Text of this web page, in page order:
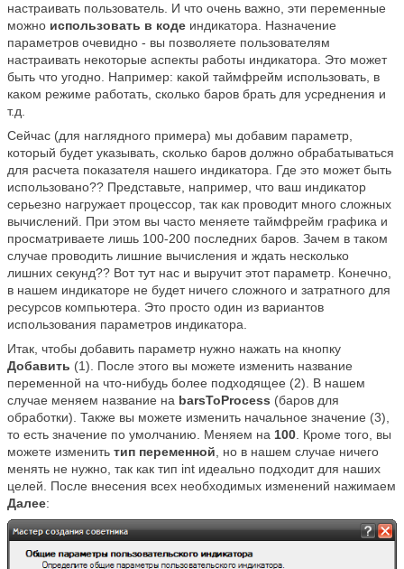
настраивать пользователь. И что очень важно, эти переменные
можно использовать в коде индикатора. Назначение
параметров очевидно - вы позволяете пользователям
настраивать некоторые аспекты работы индикатора. Это может
быть что угодно. Например: какой таймфрейм использовать, в
каком режиме работать, сколько баров брать для усреднения и
т.д.
Сейчас (для наглядного примера) мы добавим параметр,
который будет указывать, сколько баров должно обрабатываться
для расчета показателя нашего индикатора. Где это может быть
использовано?? Представьте, например, что ваш индикатор
серьезно нагружает процессор, так как проводит много сложных
вычислений. При этом вы часто меняете таймфрейм графика и
просматриваете лишь 100-200 последних баров. Зачем в таком
случае проводить лишние вычисления и ждать несколько
лишних секунд?? Вот тут нас и выручит этот параметр. Конечно,
в нашем индикаторе не будет ничего сложного и затратного для
ресурсов компьютера. Это просто один из вариантов
использования параметров индикатора.
Итак, чтобы добавить параметр нужно нажать на кнопку
Добавить (1). После этого вы можете изменить название
переменной на что-нибудь более подходящее (2). В нашем
случае меняем название на barsToProcess (баров для
обработки). Также вы можете изменить начальное значение (3),
то есть значение по умолчанию. Меняем на 100. Кроме того, вы
можете изменить тип переменной, но в нашем случае ничего
менять не нужно, так как тип int идеально подходит для наших
целей. После внесения всех необходимых изменений нажимаем
Далее: